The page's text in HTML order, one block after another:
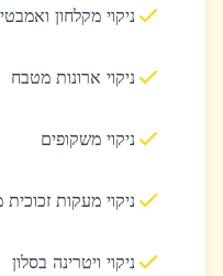
ניקוי מקלחון
ניקוי ארונות מטבח
ניקוי משקופים
ניקוי מעקות
ניקוי ויטרינה בסלון